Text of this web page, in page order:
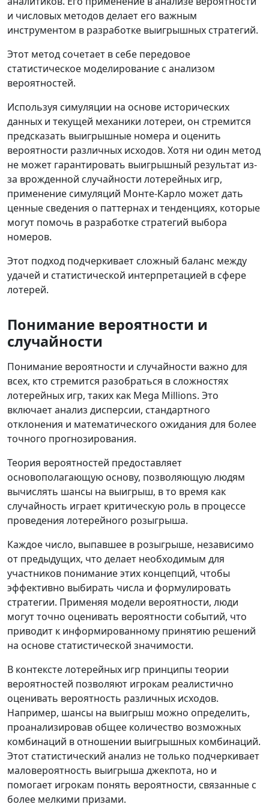
и числовых методов делает его важным
инструментом в разработке выигрышных стратегий.
Этот метод сочетает в себе передовое
статистическое моделирование с анализом
вероятностей.
Используя симуляции на основе исторических
данных и текущей механики лотереи, он стремится
предсказать выигрышные номера и оценить
вероятности различных исходов. Хотя ни один метод
не может гарантировать выигрышный результат из-
за врожденной случайности лотерейных игр,
применение симуляций Монте-Карло может дать
ценные сведения о паттернах и тенденциях, которые
могут помочь в разработке стратегий выбора
номеров.
Этот подход подчеркивает сложный баланс между
удачей и статистической интерпретацией в сфере
лотерей.
Понимание вероятности и
случайности
Понимание вероятности и случайности важно для
всех, кто стремится разобраться в сложностях
лотерейных игр, таких как Mega Millions. Это
включает анализ дисперсии, стандартного
отклонения и математического ожидания для более
точного прогнозирования.
Теория вероятностей предоставляет
основополагающую основу, позволяющую людям
вычислять шансы на выигрыш, в то время как
случайность играет критическую роль в процессе
проведения лотерейного розыгрыша.
Каждое число, выпавшее в розыгрыше, независимо
от предыдущих, что делает необходимым для
участников понимание этих концепций, чтобы
эффективно выбирать числа и формулировать
стратегии. Применяя модели вероятности, люди
могут точно оценивать вероятности событий, что
приводит к информированному принятию решений
на основе статистической значимости.
В контексте лотерейных игр принципы теории
вероятностей позволяют игрокам реалистично
оценивать вероятность различных исходов.
Например, шансы на выигрыш можно определить,
проанализировав общее количество возможных
комбинаций в отношении выигрышных комбинаций.
Этот статистический анализ не только подчеркивает
маловероятность выигрыша джекпота, но и
помогает игрокам понять вероятности, связанные с
более мелкими призами.